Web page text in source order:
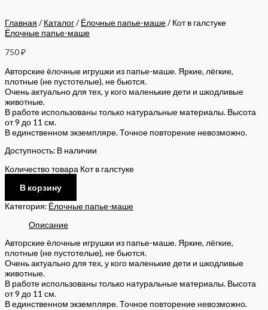
Главная / Каталог/ Ёлочные папье-маше/ Кот в галстуке
Ёлочные папье-маше
750₽
Авторские ёлочные игрушки из папье-маше. Яркие, лёгкие,
плотные (не пустотелые), не бьются.
Очень актуально для тех, у кого маленькие дети и шкодливые
животные.
В работе использованы только натуральные материалы. Высота
от 9 до 11 см.
В единственном экземпляре. Точное повторение невозможно.
Доступность: В наличии
Количество товара Кот в галстуке
В корзину
Категория: Ёлочные папье-маше
Описание
Авторские ёлочные игрушки из папье-маше. Яркие, лёгкие,
плотные (не пустотелые), не бьются.
Очень актуально для тех, у кого маленькие дети и шкодливые
животные.
В работе использованы только натуральные материалы. Высота
от 9 до 11 см.
В единственном экземпляре. Точное повторение невозможно.